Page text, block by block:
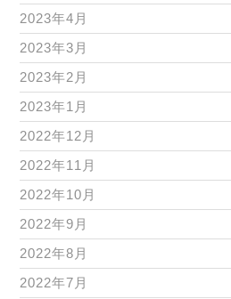
2023年4月
2023年3月
2023年2月
2023年1月
2022年12月
2022年11月
2022年10月
2022年9月
2022年8月
2022年7月